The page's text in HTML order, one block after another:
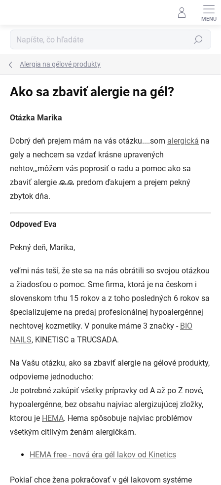
Hľadať
Alergia na gélové produkty
Ako sa zbaviť alergie na gél?
Otázka Marika
Dobrý deň prejem mám na vás otázku....som alergická na
gely a nechcem sa vzdať krásne upravených
nehtov,,,môžem vás poprosiť o radu a pomoc ako sa
zbaviť alergie 🙏🙏 predom ďakujem a prejem pekný
zbytok dňa.
Odpoveď Eva
Pekný deň, Marika,
veľmi nás teší, že ste sa na nás obrátili so svojou otázkou
a žiadosťou o pomoc. Sme firma, ktorá je na českom i
slovenskom trhu 15 rokov a z toho posledných 6 rokov sa
špecializujeme na predaj profesionálnej hypoalergénnej
nechtovej kozmetiky. V ponuke máme 3 značky - BIO
NAILS, KINETISC a TRUCSADA.
Na Vašu otázku, ako sa zbaviť alergie na gélové produkty,
odpovieme jednoducho:
Je potrebné zakúpiť všetky prípravky od A až po Z nové,
hypoalergénne, bez obsahu najviac alergizujúcej zložky,
ktorou je HEMA. Hema spôsobuje najviac problémov
všetkým citlivým ženám alergičkám.
HEMA free - nová éra gél lakov od Kinetics
Pokiaľ chce žena pokračovať v gél lakovom systéme